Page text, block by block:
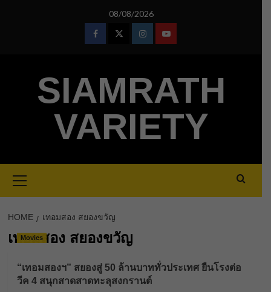
08/08/2026
FacebookTwitterInstagramYoutube
SIAMRATH
VARIETY
Menu
HOME เทอมสอง สยองขวัญ
เทอมสอง สยองขวัญ
Movies
“เทอมสองฯ” สยองสู่ 50 ล้านบาททั่วประเทศ ยืนโรงต่อ
วีค 4 สนุกสาดสาดทะลุสงกรานต์